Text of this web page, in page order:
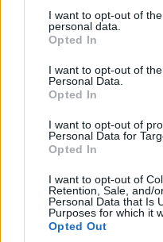
not limited to your visit or
grant or deny consent to
use your data for below
consent section.
I want to opt-out of
personal data.
Opted In
I want to opt-out of
Personal Data.
Opted In
I want to opt-out of
Personal Data for
Opted In
I want to opt-out of
Retention, Sale, and/
Personal Data that Is
Purposes for which it
Opted Out